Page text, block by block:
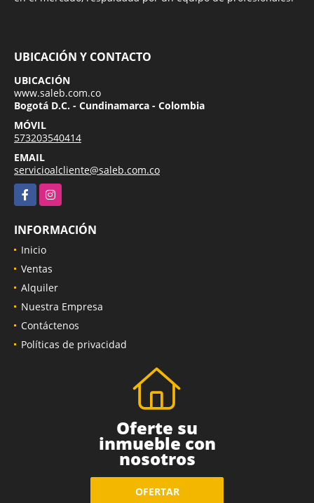
UBICACIÓN Y CONTACTO
UBICACIÓN
www.saleb.com.co
Bogotá D.C. - Cundinamarca - Colombia
MÓVIL
573203540414
EMAIL
servicioalcliente@saleb.com.co
FacebookInstagram
INFORMACIÓN
Inicio
Ventas
Alquiler
Nuestra Empresa
Contáctenos
Políticas de privacidad
Oferte su
inmueble con
nosotros
OFERTAR